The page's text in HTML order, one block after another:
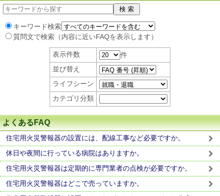
キーワード検索
質問文で検索（内容に近いFAQを表示します）
表示件数
件
並び替え
ライフシーン
カテゴリ分類
よくあるFAQ
住宅用火災警報器の設置には、配線工事など必要ですか。
休日や夜間に行っている病院はありますか。
住宅用火災警報器は定期的に専門業者の点検が必要ですか。
住宅用火災警報器はどこで売っていますか。